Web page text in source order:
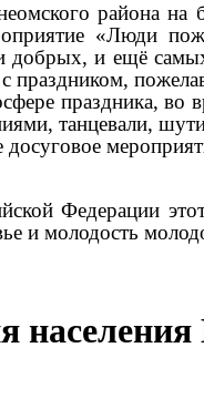
района на
«Люди
и ещё
праздника,
танцевали,
досуговое
Федерации
и молодость